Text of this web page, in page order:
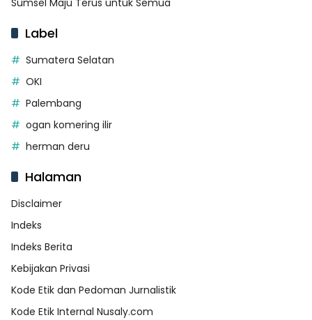
Sumsel Maju Terus untuk Semua
Label
Sumatera Selatan
OKI
Palembang
ogan komering ilir
herman deru
Halaman
Disclaimer
Indeks
Indeks Berita
Kebijakan Privasi
Kode Etik dan Pedoman Jurnalistik
Kode Etik Internal Nusaly.com